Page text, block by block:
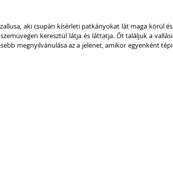
aki csupán kísérleti patkányokat lát maga körül és
keresztül látja és láttatja. Őt találjuk a vallási
megnyilvánulása az a jelenet, amikor egyenként tépi